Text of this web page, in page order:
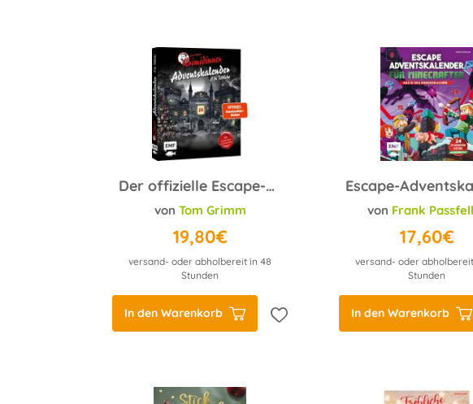
Der offizielle Escape-Adventskalender zum Original Krimidinner®: O du Tödliche – Weihnachten bei den Ashtonburrys
von Tom Grimm
19,80€
versand- oder abholbereit in 48
Stunden
In den Warenkorb
von Frank
17,60€
versand- oder
Stunden
In den Warenkorb